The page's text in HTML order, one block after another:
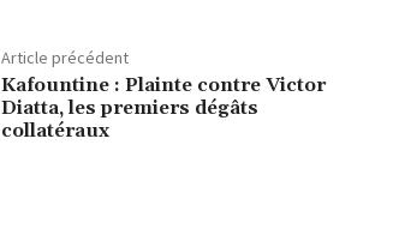
Article précédent
Kafountine : Plainte contre Victor
Diatta, les premiers dégâts
collatéraux